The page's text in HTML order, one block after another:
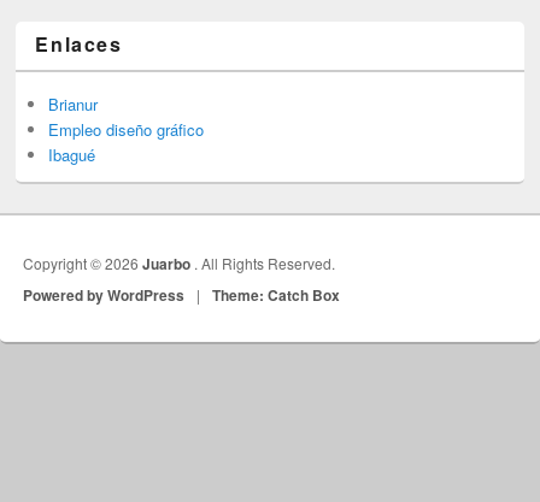
Enlaces
Brianur
Empleo diseño gráfico
Ibagué
Copyright © 2026Juarbo . All Rights Reserved.
Powered by WordPress | Theme: Catch Box